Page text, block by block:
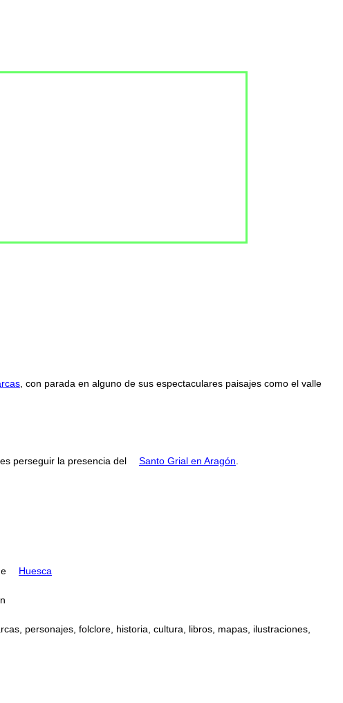
, con parada en alguno de sus espectaculares paisajes como el valle
perseguir la presencia del Santo Grial en Aragón
Huesca
personajes, folclore, historia, cultura, libros, mapas, ilustraciones,